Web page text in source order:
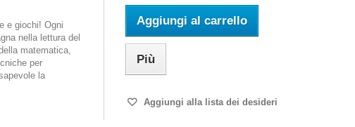
e giochi! Ogni
nella lettura del
matematica,
per
la
Aggiungi al carrello
Più
Aggiungi alla lista dei desideri